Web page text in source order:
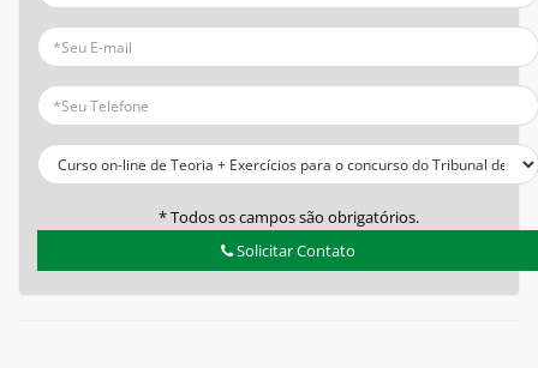
* Todos os campos são obrigatórios.
Solicitar Contato